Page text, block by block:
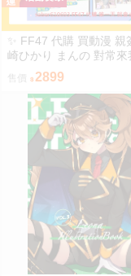
✨ FF47 代購 買動漫 親
崎ひかり まんの 對常來
妹為所欲為 しゃよー 鄉
有這種娛樂了 一宮夕羽
的巨乳青梅竹馬被不良
的七天七夜 在那之後 う
む 黃昏的娼女精靈 トモ
巧的她 なかじまゆか 授
售價 2899